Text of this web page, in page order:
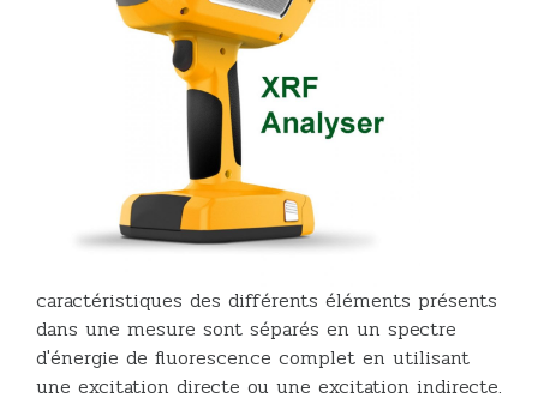
caractéristiques des différents éléments présents
dans une mesure sont séparés en un spectre
d'énergie de fluorescence complet en utilisant
une excitation directe ou une excitation indirecte.